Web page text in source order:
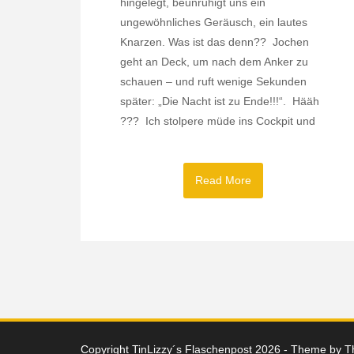
ungewöhnliches Geräusch, ein lautes
Knarzen. Was ist das denn?? Jochen
geht an Deck, um nach dem Anker zu
schauen – und ruft wenige Sekunden
später: „Die Nacht ist zu Ende!!!“. Hääh
??? Ich stolpere müde ins Cockpit und
Read More
Copyright TinLizzy´s Flaschenpost 2026 - Theme by